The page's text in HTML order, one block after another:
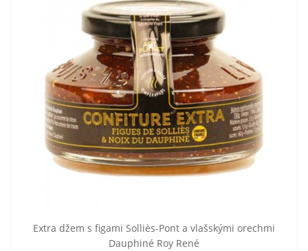
Extra džem s figami Solliès-Pont a vlašskými orechmi
Dauphiné Roy René